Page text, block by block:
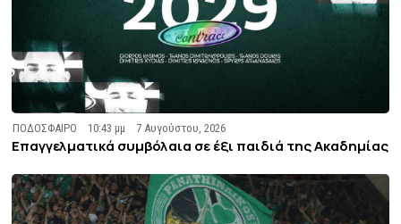
ΠΟΔΟΣΦΑΙΡΟ 10:43 μμ 7 Αυγούστου, 2026
Επαγγελματικά συμβόλαια σε έξι παιδιά της Ακαδημίας